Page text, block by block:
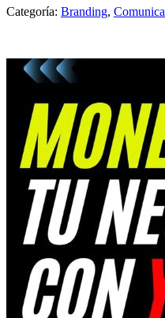
Categoría: Branding,